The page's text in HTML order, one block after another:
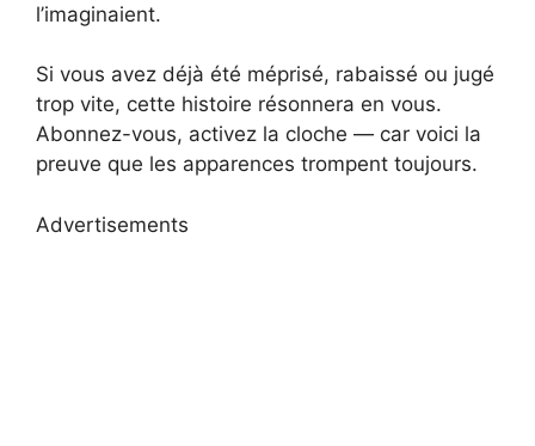
l’imaginaient.
Si vous avez déjà été méprisé, rabaissé ou jugé
trop vite, cette histoire résonnera en vous.
Abonnez-vous, activez la cloche — car voici la
preuve que les apparences trompent toujours.
Advertisements